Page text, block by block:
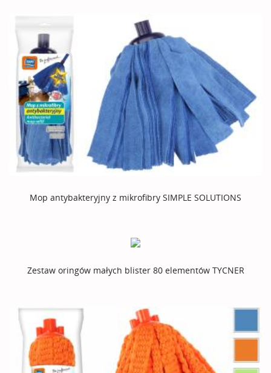
Mop antybakteryjny z mikrofibry SIMPLE SOLUTIONS
Zestaw oringów małych blister 80 elementów TYCNER